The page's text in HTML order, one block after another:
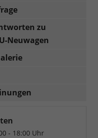
zu
Neuwagen
- 18:00 Uhr